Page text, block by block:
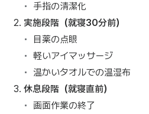
手指の清潔化
実施段階（就寝30分前）
目薬の点眼
軽いアイマッサージ
温かいタオルでの温湿布
休息段階（就寝直前）
画面作業の終了